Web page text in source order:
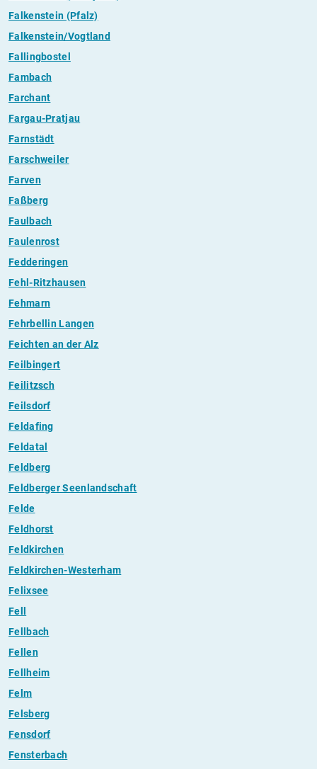
Falkenstein (Pfalz)
Falkenstein/Vogtland
Fallingbostel
Fambach
Farchant
Fargau-Pratjau
Farnstädt
Farschweiler
Farven
Faßberg
Faulbach
Faulenrost
Fedderingen
Fehl-Ritzhausen
Fehmarn
Fehrbellin Langen
Feichten an der Alz
Feilbingert
Feilitzsch
Feilsdorf
Feldafing
Feldatal
Feldberg
Feldberger Seenlandschaft
Felde
Feldhorst
Feldkirchen
Feldkirchen-Westerham
Felixsee
Fell
Fellbach
Fellen
Fellheim
Felm
Felsberg
Fensdorf
Fensterbach